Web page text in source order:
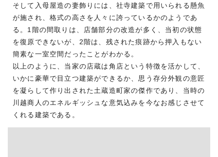
そして入母屋造の妻飾りには、社寺建築で用いられる懸魚
が施され、格式の高さを人々に誇っているかのようであ
る。1階の間取りは、店舗部分の改造が多く、当初の状態
を復原できないが、2階は、残された痕跡から押入もない
簡素な一室空間だったことがわかる。
以上のように、当家の店蔵は角店という特徴を活かして、
いかに豪華で目立つ建築ができるか、思う存分外観の意匠
を凝らして作り出された土蔵造町家の傑作であり、当時の
川越商人のエネルギッシュな意気込みを今なお感じさせて
くれる建築である。